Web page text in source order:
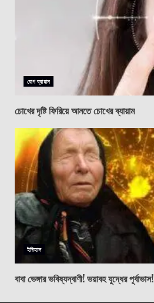
যোগ ব্যায়াম
চোখের দৃষ্টি ফিরিয়ে আনতে চোখের ব্যায়াম
ইতিহাস
বাবা ভেঙ্গার ভবিষ্যদ্বাণী! ভয়াবহ যুদ্ধের পূর্বাভাস!